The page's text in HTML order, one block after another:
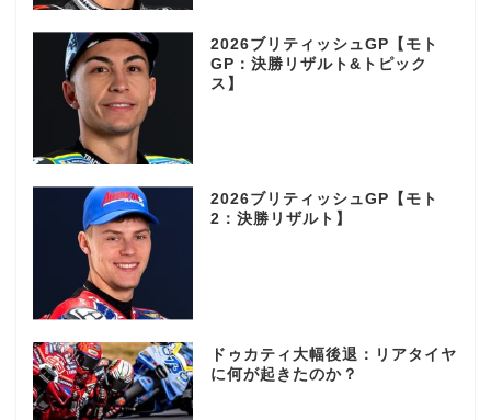
2026ブリティッシュGP【モト
GP：決勝リザルト&トピック
ス】
2026ブリティッシュGP【モト
2：決勝リザルト】
ドゥカティ大幅後退：リアタイヤ
に何が起きたのか？